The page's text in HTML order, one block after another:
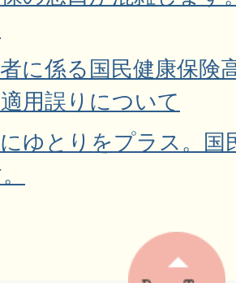
に係る国民健康保険
用誤りについて
ゆとりをプラス。国